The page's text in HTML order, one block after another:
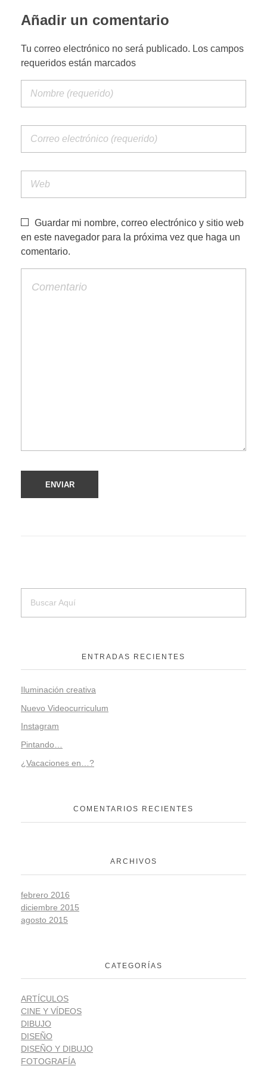
CONTACTA
Añadir un comentario
Tu correo electrónico no será publicado. Los campos
requeridos están marcados
Guardar mi nombre, correo electrónico y sitio web
en este navegador para la próxima vez que haga un
comentario.
ENTRADAS RECIENTES
Iluminación creativa
Nuevo Videocurriculum
Instagram
Pintando…
¿Vacaciones en…?
COMENTARIOS RECIENTES
ARCHIVOS
febrero 2016
diciembre 2015
agosto 2015
CATEGORÍAS
ARTÍCULOS
CINE Y VÍDEOS
DIBUJO
DISEÑO
DISEÑO Y DIBUJO
FOTOGRAFÍA